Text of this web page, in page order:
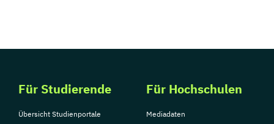
Für Studierende
Übersicht Studienportale
Für Hochschulen
Mediadaten